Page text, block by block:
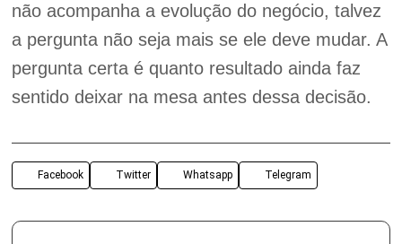
não acompanha a evolução do negócio, talvez
a pergunta não seja mais se ele deve mudar. A
pergunta certa é quanto resultado ainda faz
sentido deixar na mesa antes dessa decisão.
Facebook Twitter Whatsapp Telegram